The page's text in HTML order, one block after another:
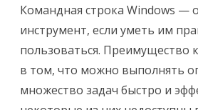
Командная строка Windows —
инструмент, если уметь им
пользоваться. Преимущество
в том, что можно выполнять
множество задач быстро и